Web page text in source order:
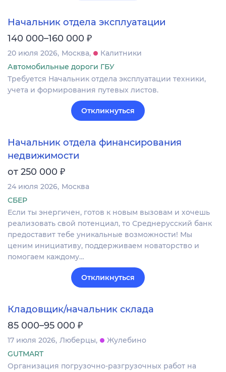
Начальник отдела эксплуатации
140 000–160 000 ₽
20 июля 2026 Москва
Калитники
Автомобильные дороги ГБУ
Требуется Начальник отдела эксплуатации техники,
учета и формирования путевых листов.
Откликнуться
Начальник отдела финансирования
недвижимости
от 250 000 ₽
24 июля 2026 Москва
СБЕР
Если ты энергичен, готов к новым вызовам и хочешь
реализовать свой потенциал, то Среднерусский банк
предоставит тебе уникальные возможности! Мы
ценим инициативу, поддерживаем новаторство и
помогаем каждому…
Откликнуться
Кладовщик/начальник склада
85 000–95 000 ₽
17 июля 2026 Люберцы
Жулебино
GUTMART
Организация погрузочно-разгрузочных работ на